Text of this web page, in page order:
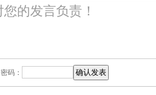
密码：